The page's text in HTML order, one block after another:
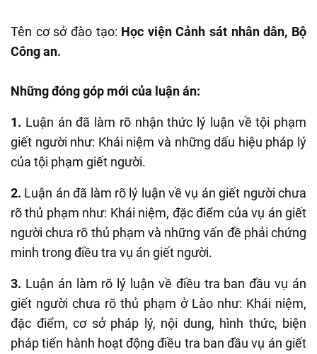
Tên cơ sở đào tạo: Học viện Cảnh sát nhân dân, Bộ
Công an.
Những đóng góp mới của luận án:
1. Luận án đã làm rõ nhận thức lý luận về tội phạm
giết người như: Khái niệm và những dấu hiệu pháp lý
của tội phạm giết người.
2. Luận án đã làm rõ lý luận về vụ án giết người chưa
rõ thủ phạm như: Khái niệm, đặc điểm của vụ án giết
người chưa rõ thủ phạm và những vấn đề phải chứng
minh trong điều tra vụ án giết người.
3. Luận án làm rõ lý luận về điều tra ban đầu vụ án
giết người chưa rõ thủ phạm ở Lào như: Khái niệm,
đặc điểm, cơ sở pháp lý, nội dung, hình thức, biện
pháp tiến hành hoạt động điều tra ban đầu vụ án giết